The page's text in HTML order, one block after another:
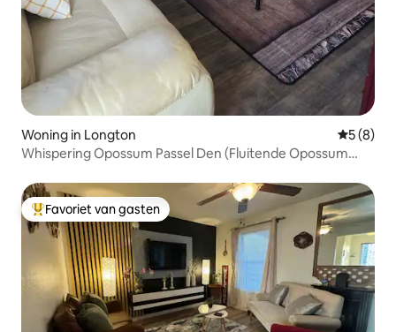
Woning in Longton
5 (8)
Whispering Opossum Passel Den (Fluitende Opossum
Topfavoriet van gasten
Favoriet van gasten